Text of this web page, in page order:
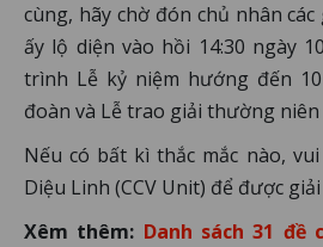
cùng, hãy chờ đón chủ nhân
ấy lộ diện vào hồi 14:30 ngày
trình Lễ kỷ niệm hướng đến
đoàn và Lễ trao giải thường niên
Nếu có bất kì thắc mắc nào,
Diệu Linh (CCV Unit) để được
Xêm thêm: Danh sách 31